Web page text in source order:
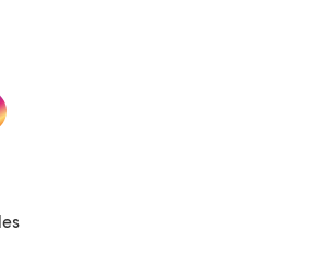
dans un nouvel onglet)